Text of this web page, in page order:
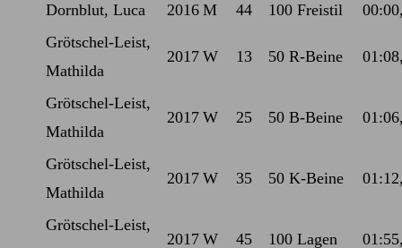
Dornblut, Luca
2016 M 44 100 Freistil
Grötschel-Leist,
Mathilda
2017 W 13 50 R-Beine
Grötschel-Leist,
Mathilda
2017 W 25 50 B-Beine
Grötschel-Leist,
Mathilda
2017 W 35 50 K-Beine
Grötschel-Leist,
2017 W 45 100 Lagen